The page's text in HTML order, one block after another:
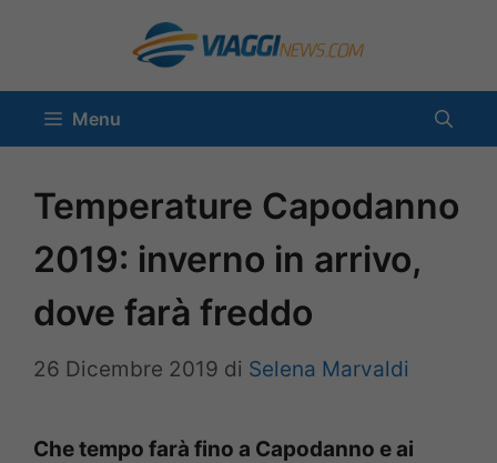
contenuto
Menu
Temperature Capodanno
2019: inverno in arrivo,
dove farà freddo
26 Dicembre 2019 di Selena Marvaldi
Che tempo farà fino a Capodanno e ai